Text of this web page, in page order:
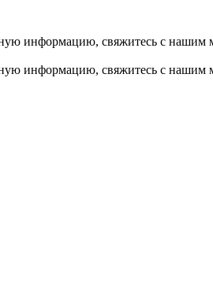
информацию, свяжитесь с нашим
информацию, свяжитесь с нашим